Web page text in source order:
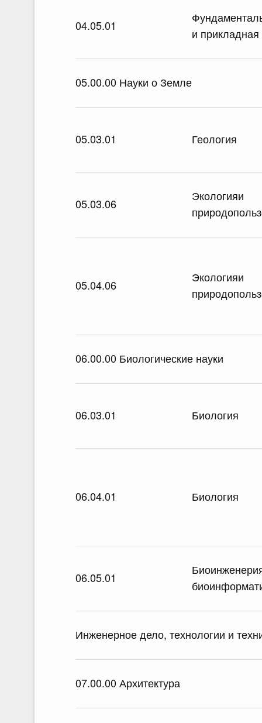
04.05.01
и
05.00.00 Науки о Земле
05.03.01 Геология
05.03.06
Экологияи
05.04.06
Экологияи
06.00.00 Биологические науки
06.03.01 Биология
06.04.01 Биология
06.05.01
Инженерное дело, технологии и
07.00.00 Архитектура